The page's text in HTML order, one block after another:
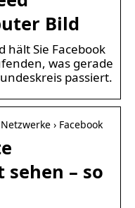
Bild
hält Sie Facebook
was gerade
passiert.
› Facebook
– so